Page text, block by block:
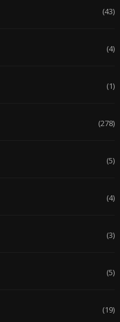
(43)
(4)
(1)
(278)
(5)
(4)
(3)
(5)
(19)